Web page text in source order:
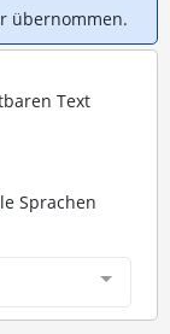
übernommen.
Text
Sprachen